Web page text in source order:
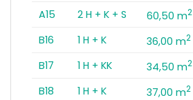
A15
2 H + K + S 60,50 m2
B16
1 H + K 36,00 m2
B17
1 H + KK 34,50 m2
B18
1 H + K 37,00 m2